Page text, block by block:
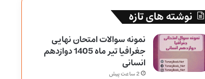
نوشته های تازه
نمونه سوالات امتحان نهایی
جغرافیا تیر ماه 1405 دوازدهم
انسانی
2 ساعت پیش